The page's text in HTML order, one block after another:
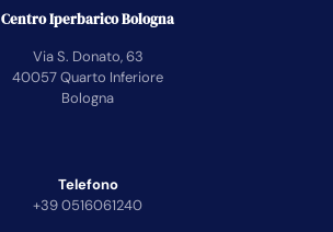
Centro Iperbarico Bologna
Via S. Donato, 63
40057 Quarto Inferiore
Bologna
Telefono
+39 0516061240